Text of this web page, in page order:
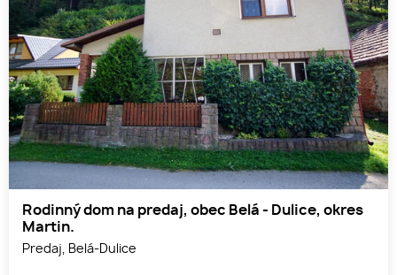
Rodinný dom na predaj, obec Belá - Dulice, okres
Martin.
Predaj, Belá-Dulice